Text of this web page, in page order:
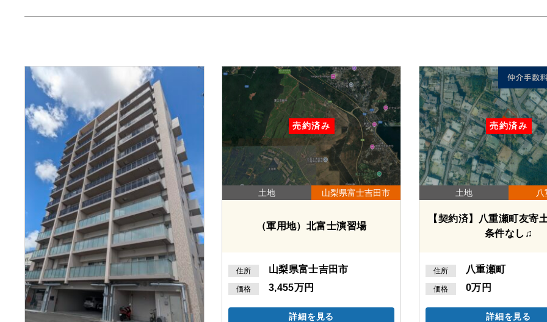
売約済み
土地 山梨県富士吉田市
（軍用地）北富士演習場
住所 山梨県富士吉田市
価格 3,455万円
詳細を見る
売約済み
土地
【契約済】八重瀬町友
条件なし♫
住所 八重瀬町
価格 0万円
詳細を見る